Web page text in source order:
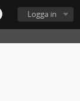
Logga in